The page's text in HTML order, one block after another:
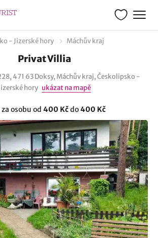
- Jizerské hory Máchův kraj
Privat Villia
471 63 Doksy, Máchův kraj, Českolipsko -
hory ukázat na mapě
za osobu od 400 Kčdo400 Kč